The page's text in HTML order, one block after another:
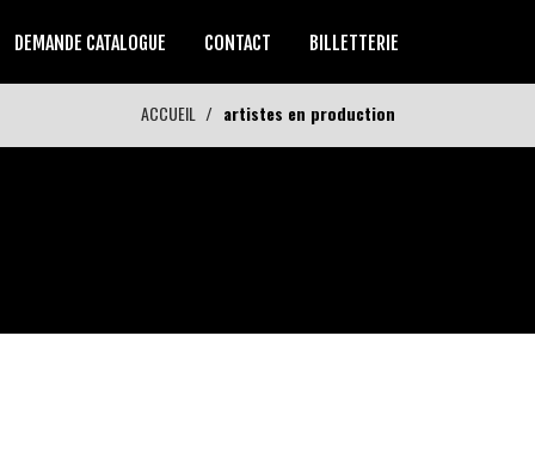
DEMANDE CATALOGUE CONTACT BILLETTERIE
ACCUEIL artistes en production